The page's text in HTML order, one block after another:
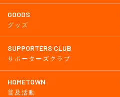
GOODS
グッズ
SUPPORTERS CLUB
サポーターズクラブ
HOMETOWN
普及活動